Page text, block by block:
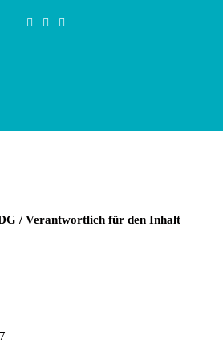
/ Verantwortlich für den Inhalt